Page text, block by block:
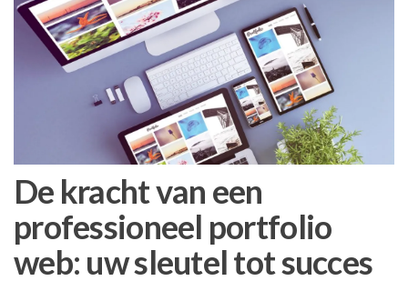
De kracht van een
professioneel portfolio
web: uw sleutel tot succes